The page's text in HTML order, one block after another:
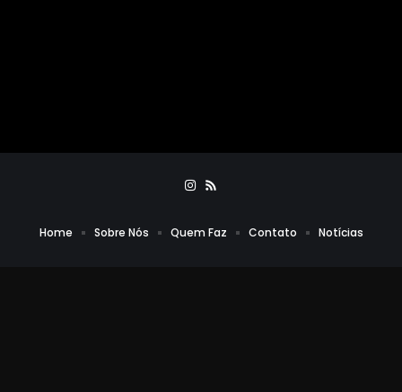
Home Sobre Nós Quem Faz Contato Notícias